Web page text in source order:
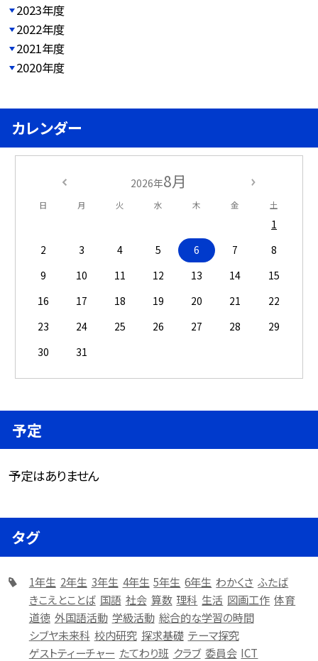
2023年度
2022年度
2021年度
2020年度
カレンダー
2026年8月
日 月 火 水 木 金 土
1
2
3 4 5 6 7
8
9
10 11 12 13 14
15
16
17 18 19 20 21
22
23
24 25 26 27 28
29
30
31
予定
予定はありません
タグ
1年生 2年生 3年生 4年生 5年生 6年生 わかくさ ふたば
きこえとことば 国語 社会 算数 理科 生活 図画工作 体育
道徳 外国語活動 学級活動 総合的な学習の時間
シブヤ未来科 校内研究 探求基礎 テーマ探究
ゲストティーチャー たてわり班 クラブ 委員会 ICT